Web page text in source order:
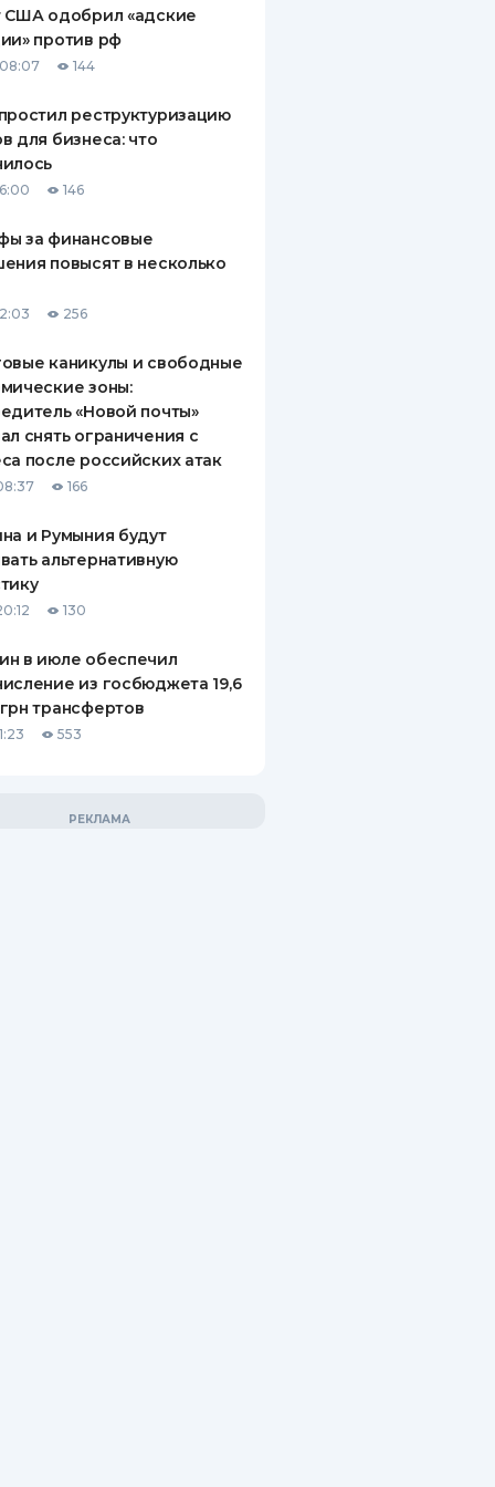
США одобрил «адские
против рф
144
реструктуризацию
для бизнеса: что
146
за финансовые
повысят в несколько
256
каникулы и свободные
зоны:
«Новой почты»
снять ограничения с
после российских атак
166
и Румыния будут
альтернативную
130
в июле обеспечил
из госбюджета 19,6
трансфертов
553